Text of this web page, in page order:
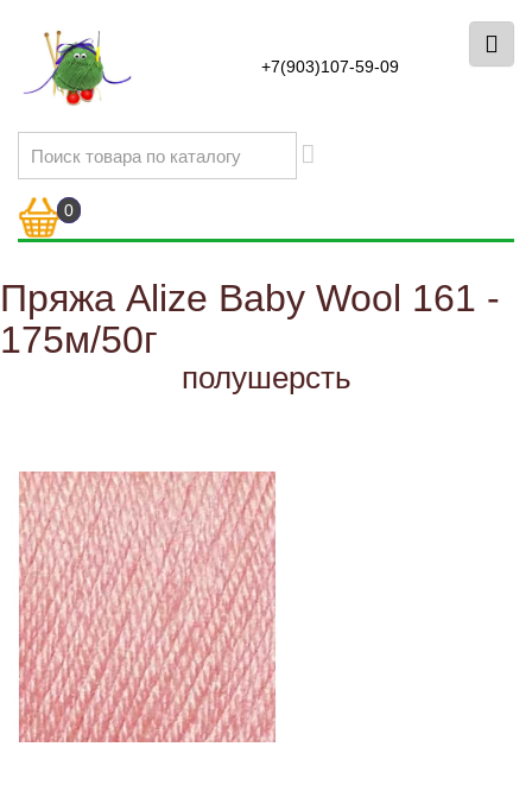
+7(903)107-59-09
0
Пряжа Alize Baby Wool 161 -
175м/50г
полушерсть